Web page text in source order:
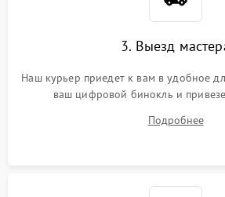
3. Выезд
Наш курьер приедет к вам в удобное
ваш цифровой бинокль и
Подробнее